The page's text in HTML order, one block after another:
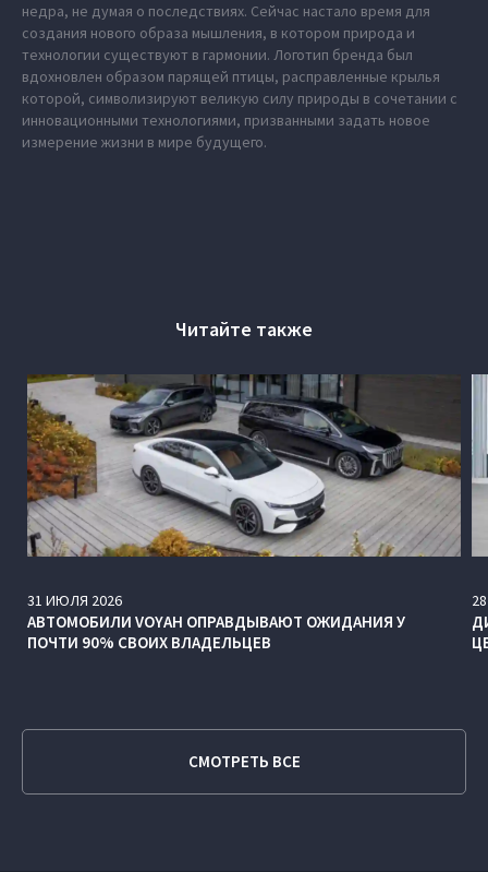
недра, не думая о последствиях. Сейчас настало время для
создания нового образа мышления, в котором природа и
технологии существуют в гармонии. Логотип бренда был
вдохновлен образом парящей птицы, расправленные крылья
которой, символизируют великую силу природы в сочетании с
инновационными технологиями, призванными задать новое
измерение жизни в мире будущего.
Читайте также
31 ИЮЛЯ 2026
АВТОМОБИЛИ VOYAH ОПРАВДЫВАЮТ ОЖИДАНИЯ У
ПОЧТИ 90% СВОИХ ВЛАДЕЛЬЦЕВ
28
СМОТРЕТЬ ВСЕ